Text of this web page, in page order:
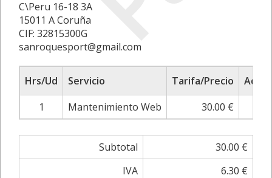
C\Peru 16-18 3A
15011 A Coruña
CIF: 32815300G
sanroquesport@gmail.com
Hrs/Ud Servicio Tarifa/Precio
1
Mantenimiento Web 30.00 €
Subtotal
30.00 €
IVA
6.30 €